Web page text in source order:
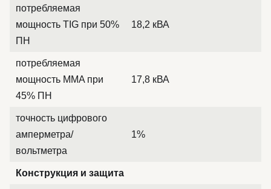
потребляемая
мощность TIG при 50%
ПН
18,2 кВА
потребляемая
мощность MMA при
45% ПН
17,8 кВА
точность цифрового
амперметра/
вольтметра
1%
Конструкция и защита